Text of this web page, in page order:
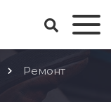
Ремонт